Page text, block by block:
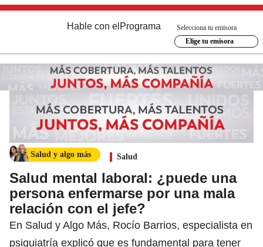
Hable con el Programa
Selecciona tu emisora
Elige tu emisora
Salud y algo más Salud
Salud mental laboral: ¿puede una
persona enfermarse por una mala
relación con el jefe?
En Salud y Algo Más, Rocío Barrios, especialista en
psiquiatría explicó que es fundamental para tener